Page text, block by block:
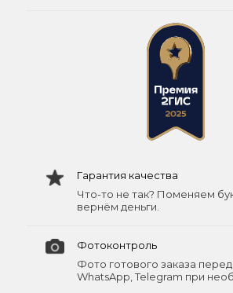
Гарантия качества
Что-то не так? Поменяем
вернём деньги.
Фотоконтроль
Фото готового заказа
WhatsApp, Telegram при